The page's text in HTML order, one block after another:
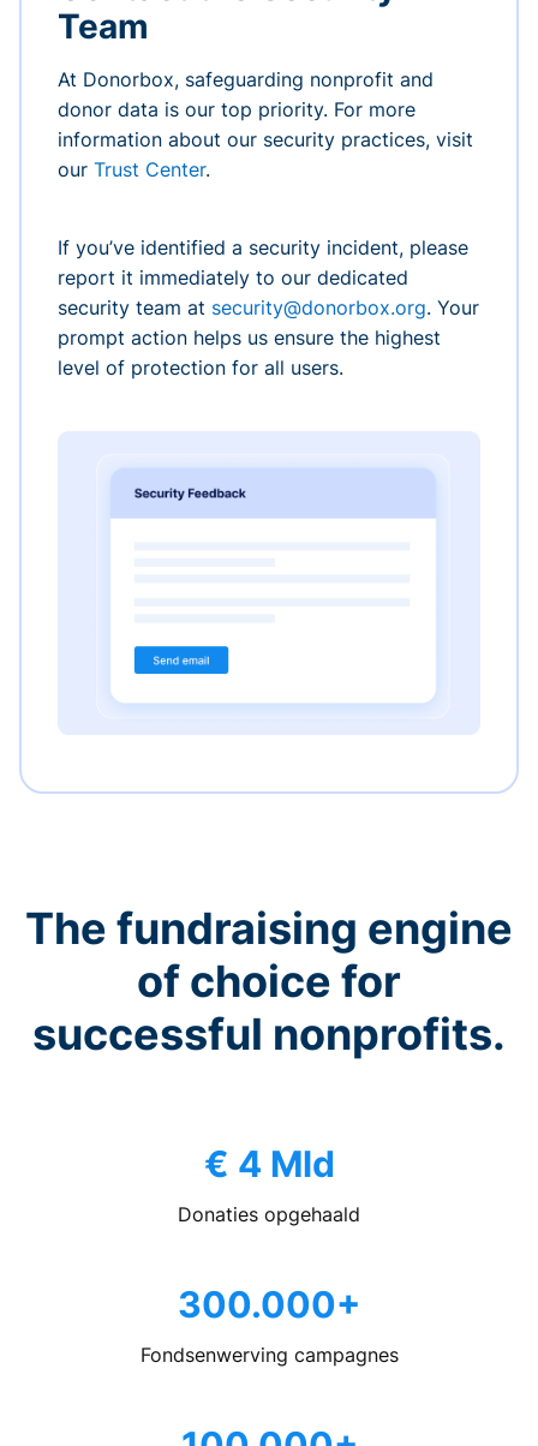
Team
At Donorbox, safeguarding nonprofit and
donor data is our top priority. For more
information about our security practices, visit
our Trust Center.
If you’ve identified a security incident, please
report it immediately to our dedicated
security team at security@donorbox.org. Your
prompt action helps us ensure the highest
level of protection for all users.
The fundraising engine
of choice for
successful nonprofits.
€ 4 Mld
Donaties opgehaald
300.000+
Fondsenwerving campagnes